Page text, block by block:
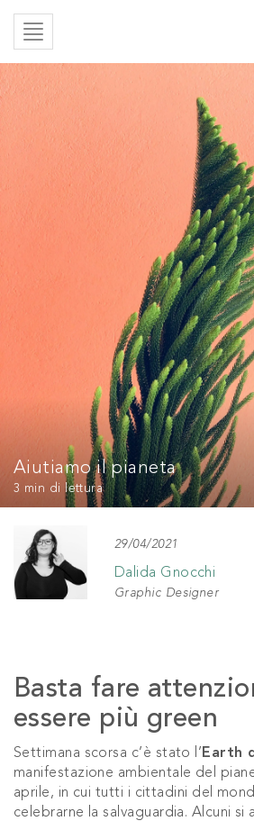
Aiutiamo il pianeta
3 min di lettura
29/04/2021
Dalida Gnocchi
Graphic Designer
Basta fare
essere più green
Settimana scorsa c’è stato l’ Earth
manifestazione ambientale del
aprile, in cui tutti i cittadini del
celebrarne la salvaguardia. Alcuni si